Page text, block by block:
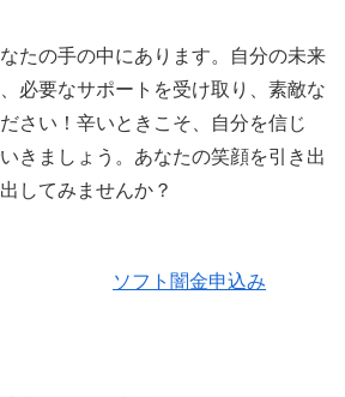
たの手の中にあります。自分の未来
必要なサポートを受け取り、素敵な
さい！辛いときこそ、自分を信じ
きましょう。あなたの笑顔を引き出
してみませんか？